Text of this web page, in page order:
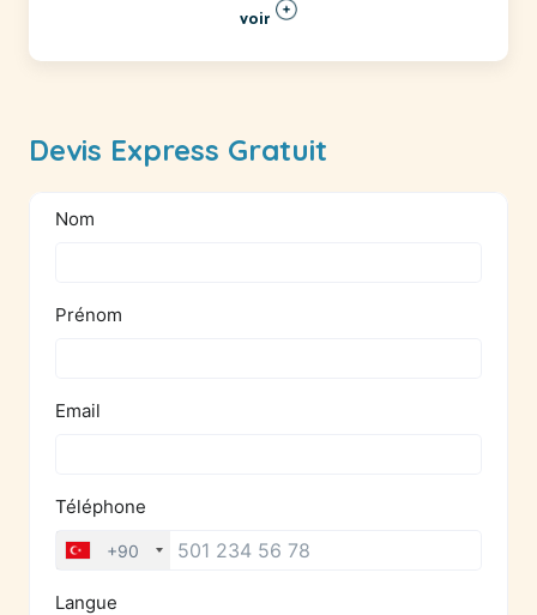
voir
Devis Express Gratuit